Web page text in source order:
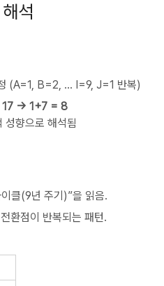
석
(A=1, B=2, … I=9, J=1 반복)
→ 1+7 = 8
향으로 해석됨
클(9년 주기)”을 읽음.
환점이 반복되는 패턴.